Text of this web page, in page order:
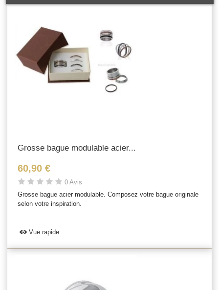
Grosse bague modulable acier...
60,90 €
0 Avis
Grosse bague acier modulable. Composez votre bague originale
selon votre inspiration.
Vue rapide